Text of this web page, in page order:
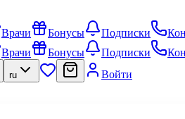
Врачи Бонусы Подписки
Врачи Бонусы Подписки
ru Войти